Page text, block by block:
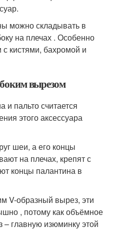
можно складывать в
на плечах . Особенно
кистями, бахромой и
вырезом
и пальто считается
этого аксессуара
шеи, а его концы
на плечах, крепят с
концы палантина в
V-образный вырез, эти
, потому как объёмное
– главную изюминку этой